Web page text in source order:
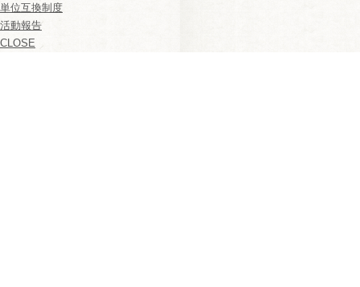
単位互換制度
活動報告
CLOSE